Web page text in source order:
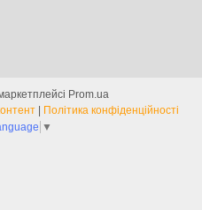
Prom.ua
| Політика конфіденційності
▼